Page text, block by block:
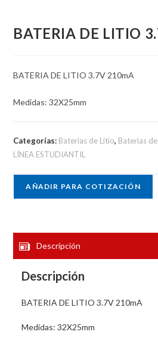
BATERIA DE LITIO
BATERIA DE LITIO 3.7V 210mA
Medidas: 32X25mm
Categorías: Baterías de Litio, Baterías
LÍNEA ESTUDIANTIL
AÑADIR PARA COTIZACIÓN
Descripción
Descripción
BATERIA DE LITIO 3.7V 210mA
Medidas: 32X25mm